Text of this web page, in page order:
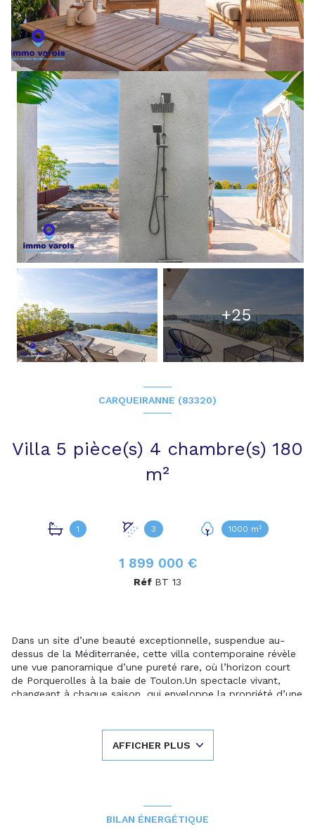
+25
CARQUEIRANNE (83320)
Villa 5 pièce(s) 4 chambre(s) 180
m²
1 3 1000 m²
1 899 000 €
Réf BT 13
Dans un site d’une beauté exceptionnelle, suspendue au-
dessus de la Méditerranée, cette villa contemporaine révèle
une vue panoramique d’une pureté rare, où l’horizon court
de Porquerolles à la baie de Toulon.Un spectacle vivant,
changeant à chaque saison, qui enveloppe la propriété d’une
Une architecture contemporaine aux lignes intemporelles.
Imaginée dans l’esprit des villas californiennes, la propriété
grâce aux larges baies vitrées qui effacent la frontière entre
AFFICHER PLUS
BILAN ÉNERGÉTIQUE